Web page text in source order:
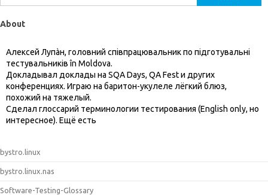
About
Алексей Лупàн, головний спiвпрацювальник по підготувальні
тестувальників în Moldova.
Докладывал доклады на SQA Days, QA Fest и других
конференциях. Играю на баритон-укулеле лёгкий блюз,
похожий на тяжелый.
Сделал глоссарий терминологии тестирования (English only, но
интересное). Ещё есть
bystro.linux
bystro.linux.nas
Software-Testing-Glossary